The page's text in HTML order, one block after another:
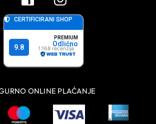
ONLINE PLAĆANJE